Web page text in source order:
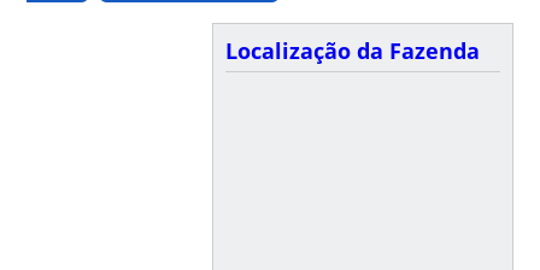
Localização da Fazenda